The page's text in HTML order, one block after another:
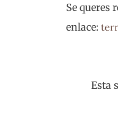
Se queres
enlace:
Esta